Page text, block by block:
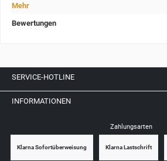
Mehr
Bewertungen
SERVICE-HOTLINE
INFORMATIONEN
Zahlungsarten
Klarna Sofortüberweisung Klarna Lastschrift